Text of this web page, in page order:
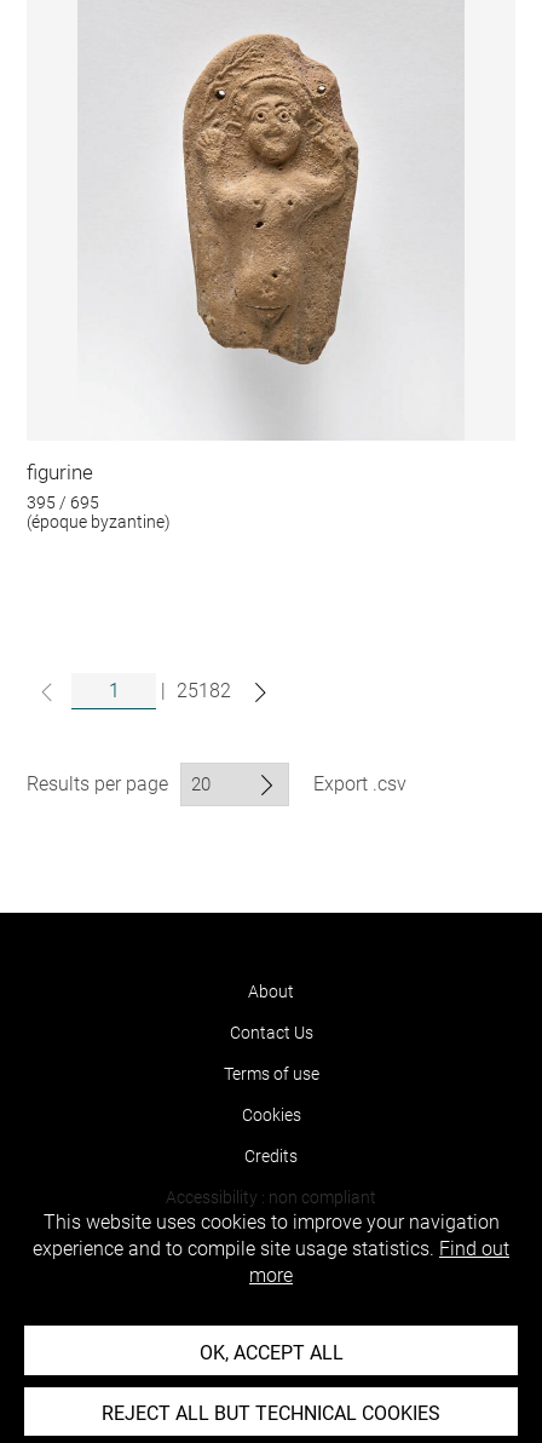
figurine
395 / 695
(époque byzantine)
| 25182
Results per page Export .csv
About
Contact Us
Terms of use
Cookies
Credits
Accessibility : non compliant
This website uses cookies to improve your navigation
experience and to compile site usage statistics. Find out
more
OK, ACCEPT ALL
REJECT ALL BUT TECHNICAL COOKIES